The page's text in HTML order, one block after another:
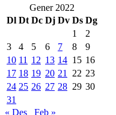
Gener 2022
Dl Dt Dc Dj Dv Ds Dg
1
2
3
4 5 6 7 8
9
10 11 12 13 14 15 16
17 18 19 20 21 22 23
24 25 26 27 28 29 30
31
« Des
Feb »